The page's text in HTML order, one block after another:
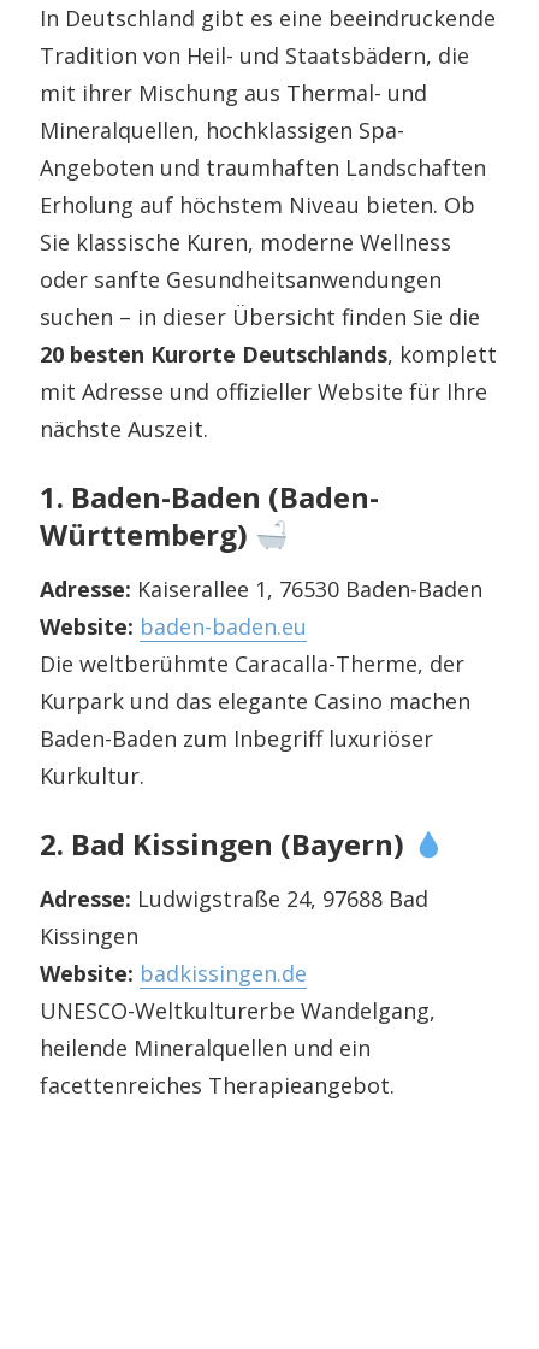
In Deutschland gibt es eine beeindruckende
Tradition von Heil- und Staatsbädern, die
mit ihrer Mischung aus Thermal- und
Mineralquellen, hochklassigen Spa-
Angeboten und traumhaften Landschaften
Erholung auf höchstem Niveau bieten. Ob
Sie klassische Kuren, moderne Wellness
oder sanfte Gesundheitsanwendungen
suchen – in dieser Übersicht finden Sie die
20 besten Kurorte Deutschlands, komplett
mit Adresse und offizieller Website für Ihre
nächste Auszeit.
1. Baden-Baden (Baden-
Württemberg)
Adresse: Kaiserallee 1, 76530 Baden-Baden
Website: baden-baden.eu
Die weltberühmte Caracalla-Therme, der
Kurpark und das elegante Casino machen
Baden-Baden zum Inbegriff luxuriöser
Kurkultur.
2. Bad Kissingen (Bayern)
Adresse: Ludwigstraße 24, 97688 Bad
Kissingen
Website: badkissingen.de
UNESCO-Weltkulturerbe Wandelgang,
heilende Mineralquellen und ein
facettenreiches Therapieangebot.